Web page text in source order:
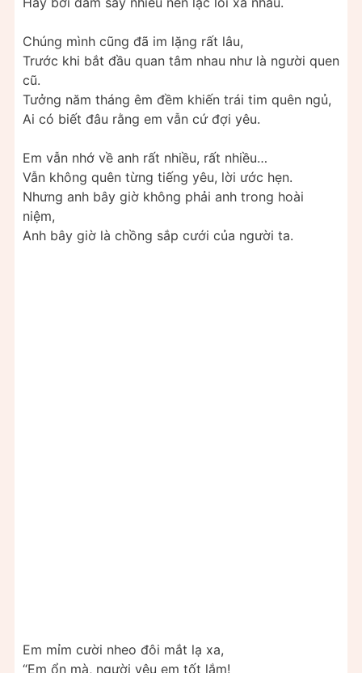
Chúng mình cũng đã im lặng rất lâu,
Trước khi bắt đầu quan tâm nhau như là người quen
cũ.
Tưởng năm tháng êm đềm khiến trái tim quên ngủ,
Ai có biết đâu rằng em vẫn cứ đợi yêu.
Em vẫn nhớ về anh rất nhiều, rất nhiều…
Vẫn không quên từng tiếng yêu, lời ước hẹn.
Nhưng anh bây giờ không phải anh trong hoài
niệm,
Anh bây giờ là chồng sắp cưới của người ta.
Em mỉm cười nheo đôi mắt lạ xa,
“Em ổn mà, người yêu em tốt lắm!